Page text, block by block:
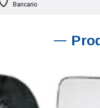
Bancario